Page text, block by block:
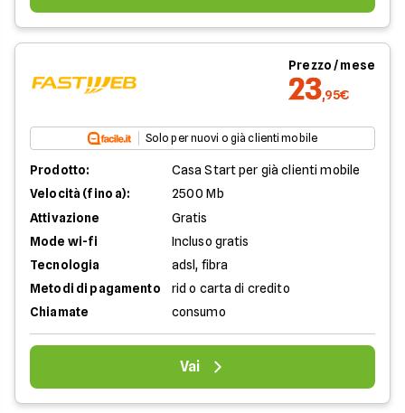
Prezzo / mese
23,95€
Solo per nuovi o già clienti mobile
Prodotto:
Casa Start per già clienti mobile
Velocità (fino a):
2500 Mb
Attivazione
Gratis
Mode wi-fi
Incluso gratis
Tecnologia
adsl, fibra
Metodi di pagamento
rid o carta di credito
Chiamate
consumo
Vai